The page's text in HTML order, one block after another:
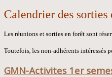
Calendrier des sorties
Les réunions et sorties en forêt sont
Toutefois, les non-adhérents intéressés
GMN-Activites 1er